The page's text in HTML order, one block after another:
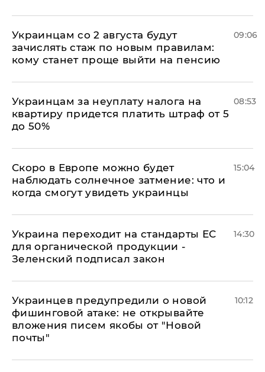
Украинцам со 2 августа будут
зачислять стаж по новым правилам:
кому станет проще выйти на пенсию
09:06
Украинцам за неуплату налога на
квартиру придется платить штраф от 5
до 50%
08:53
Скоро в Европе можно будет
наблюдать солнечное затмение: что и
когда смогут увидеть украинцы
15:04
Украина переходит на стандарты ЕС
для органической продукции -
Зеленский подписал закон
14:30
Украинцев предупредили о новой
фишинговой атаке: не открывайте
вложения писем якобы от "Новой
почты"
10:12